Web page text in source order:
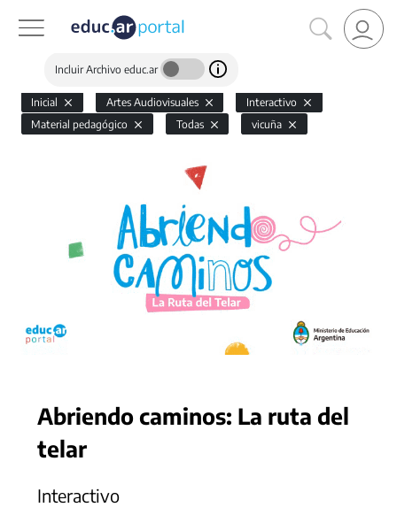
Incluir Archivo educ.ar
Inicial Artes Audiovisuales
Interactivo
Material pedagógico
Todas vicuña
Abriendo caminos: La ruta del
telar
Interactivo